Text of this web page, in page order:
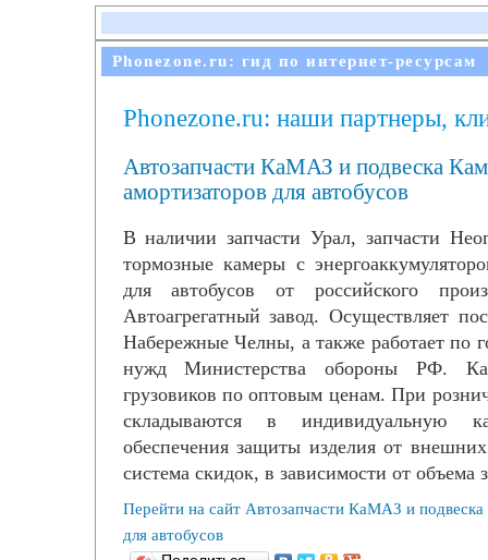
Phonezone.ru: гид по интернет-ресурсам
Phonezone.ru: наши партнеры,
Автозапчасти КаМАЗ и подвеска
амортизаторов для автобусов
В наличии запчасти Урал, запчасти
тормозные камеры с
для автобусов от российского
Автоагрегатный завод. Осуществляет
Набережные Челны, а также работает по
нужд Министерства обороны РФ.
грузовиков по оптовым ценам. При
складываются в индивидуальную
обеспечения защиты изделия от
система скидок, в зависимости от объема
Перейти на сайт Автозапчасти КаМАЗ и
для автобусов